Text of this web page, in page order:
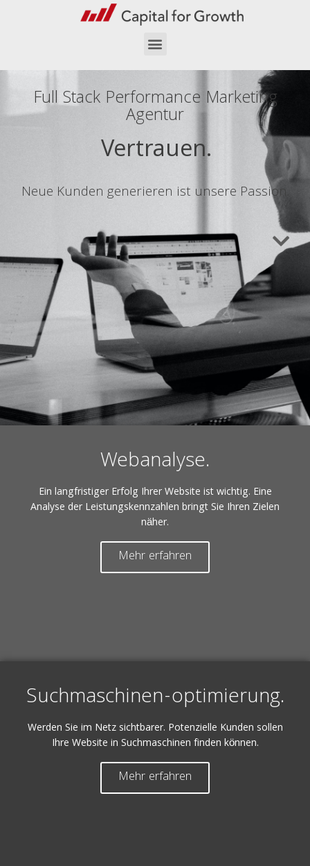
Full Stack Performance Marketing
Agentur
Vertrauen.
Neue Kunden generieren ist unsere Passion.
Webanalyse.
Ein langfristiger Erfolg Ihrer Website ist wichtig. Eine
Analyse der Leistungskennzahlen bringt Sie Ihren Zielen
näher.
Mehr erfahren
Suchmaschinen-optimierung.
Werden Sie im Netz sichtbarer. Potenzielle Kunden sollen
Ihre Website in Suchmaschinen finden können.
Mehr erfahren